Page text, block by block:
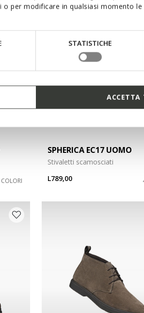
per modificare in qualsiasi momento
STATISTICHE
ACCETTA
SPHERICA EC17 UOMO
Stivaletti scamosciati
L789,00